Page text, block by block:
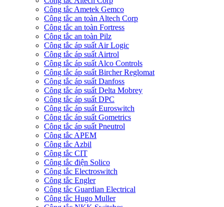
Công tắc Ametek Gemco
Công tắc an toàn Altech Corp
Công tắc an toàn Fortress
Công tắc an toàn Pilz
Công tắc áp suất Air Logic
Công tắc áp suất Airtrol
Công tắc áp suất Alco Controls
Công tắc áp suất Bircher Reglomat
Công tắc áp suất Danfoss
Công tắc áp suất Delta Mobrey
Công tắc áp suất DPC
Công tắc áp suất Euroswitch
Công tắc áp suất Gometrics
Công tắc áp suất Pneutrol
Công tắc APEM
Công tắc Azbil
Công tắc CIT
Công tắc điện Solico
Công tắc Electroswitch
Công tắc Engler
Công tắc Guardian Electrical
Công tắc Hugo Muller